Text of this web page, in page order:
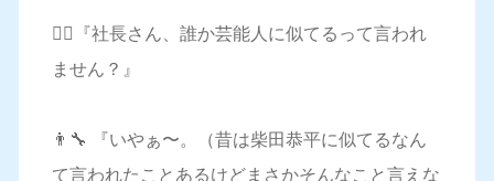
🙋‍♀️『社長さん、誰か芸能人に似てるって言われ
ません？』
👨‍🔧 『いやぁ〜。（昔は柴田恭平に似てるなん
て言われたことあるけどまさかそんなこと言えな